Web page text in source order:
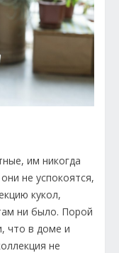
им никогда
не успокоятся,
кукол,
ни было. Порой
что в доме и
не